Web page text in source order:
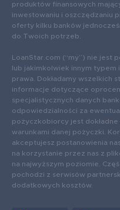
produktów finansowych
inwestowaniu i oszczędzaniu
oferty kilku banków
do Twoich potrzeb.
LoanStar.com (“my”) nie jest
lub jakimkolwiek innym
prawa. Dokładamy wszelkich
informacje dotyczące
specjalistycznych danych
odpowiedzialności za
pożyczkobiorcy jest
warunkami danej pożyczki.
akceptujesz postanowienia
na korzystanie przez nas z
na najwyższym poziomie.
pochodzi z serwisów
dodatkowych kosztów.